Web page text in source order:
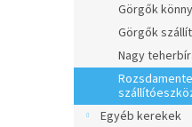
Görgők
Görgők
Nagy
Egyéb kerekek